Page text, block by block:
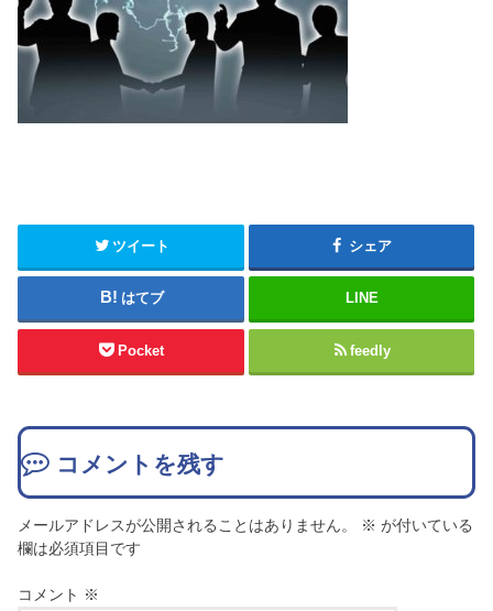
ツイート シェア
はてブ LINE
Pocket feedly
コメントを残す
メールアドレスが公開されることはありません。 ※ が付いている
欄は必須項目です
コメント ※